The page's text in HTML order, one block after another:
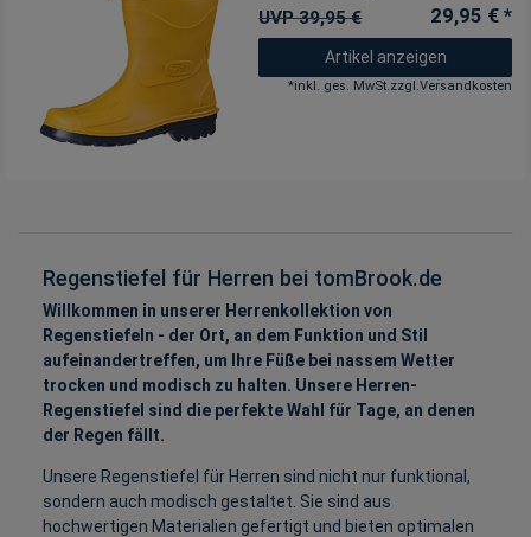
UVP 39,95 € 29,95 € *
Artikel anzeigen
*inkl. ges. MwSt.zzgl.Versandkosten
Regenstiefel für Herren bei tomBrook.de
Willkommen in unserer Herrenkollektion von
Regenstiefeln - der Ort, an dem Funktion und Stil
aufeinandertreffen, um Ihre Füße bei nassem Wetter
trocken und modisch zu halten. Unsere Herren-
Regenstiefel sind die perfekte Wahl für Tage, an denen
der Regen fällt.
Unsere Regenstiefel für Herren sind nicht nur funktional,
sondern auch modisch gestaltet. Sie sind aus
hochwertigen Materialien gefertigt und bieten optimalen